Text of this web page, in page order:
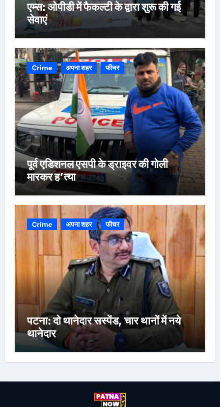
एम्स: ओपीडी में फैकल्टी के द्वारा शुरू की गई
सेवाएं
Crime अपना शहर फीचर
पूर्व एडिशनल एसपी के ड्राइवर की गोली
मारकर ह’त्या
Crime अपना शहर फीचर
पटना: दो थानेदार सस्पेंड, चार थानों में नये
थानेदार